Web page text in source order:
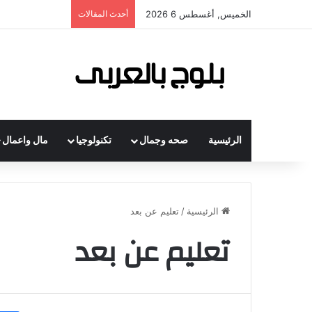
الخميس, أغسطس 6 2026 أحدث المقالات
الرئيسية صحه وجمال تكنولوجيا مال واعمال
الرئيسية / تعليم عن بعد
تعليم عن بعد